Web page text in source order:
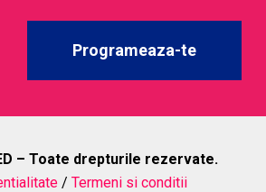
Programeaza-te
– Toate drepturile rezervate.
/ Termeni si conditii